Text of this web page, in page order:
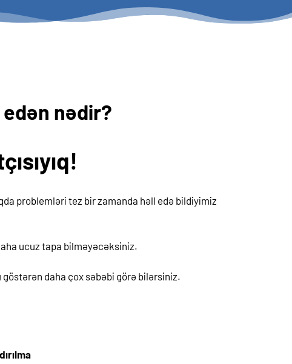
edən nədir?
problemləri tez bir zamanda həll edə bildiyimiz
ucuz tapa bilməyəcəksiniz.
göstərən daha çox səbəbi görə bilərsiniz.